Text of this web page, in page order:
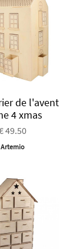
de l'avent
4 xmas
49.50
Artemio